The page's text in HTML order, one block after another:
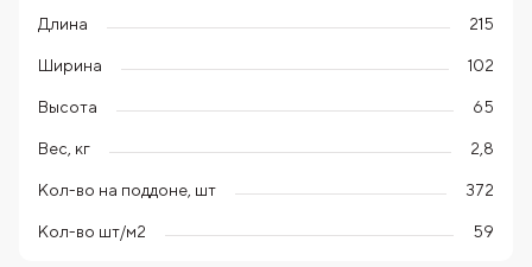
Длина 215
Ширина 102
Высота 65
Вес, кг 2,8
Кол-во на поддоне, шт 372
Кол-во шт/м2 59